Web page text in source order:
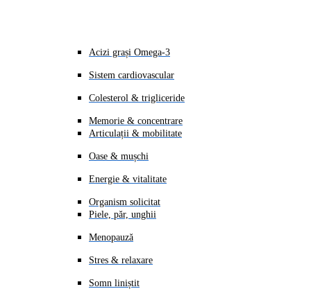
Acizi grași Omega-3
Sistem cardiovascular
Colesterol & trigliceride
Memorie & concentrare
Articulații & mobilitate
Oase & mușchi
Energie & vitalitate
Organism solicitat
Piele, păr, unghii
Menopauză
Stres & relaxare
Somn liniștit